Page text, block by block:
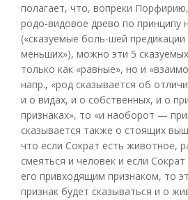
полагает, что, вопреки
родо-видовое древо по принципу
(«сказуемые боль-шей
меньших»), можно эти 5
только как «равные», но и
напр., «род сказывается об
и о видах, и о собственных, и о
признаках», то «и наоборот —
сказывается также о стоящих
что если Сократ есть животное,
смеяться и человек и если
его привходящим признаком, то
признак будет сказываться и о